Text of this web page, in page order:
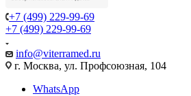
+7 (499) 229-99-69
+7 (499) 229-99-69
info@viterramed.ru
г. Москва, ул. Профсоюзная, 104
WhatsApp